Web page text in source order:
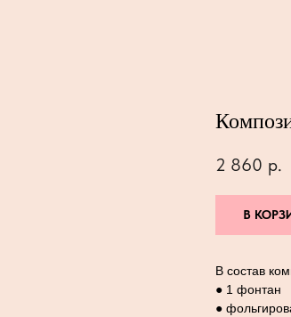
2 860 р.
В
В состав
● 1 фонтан
●